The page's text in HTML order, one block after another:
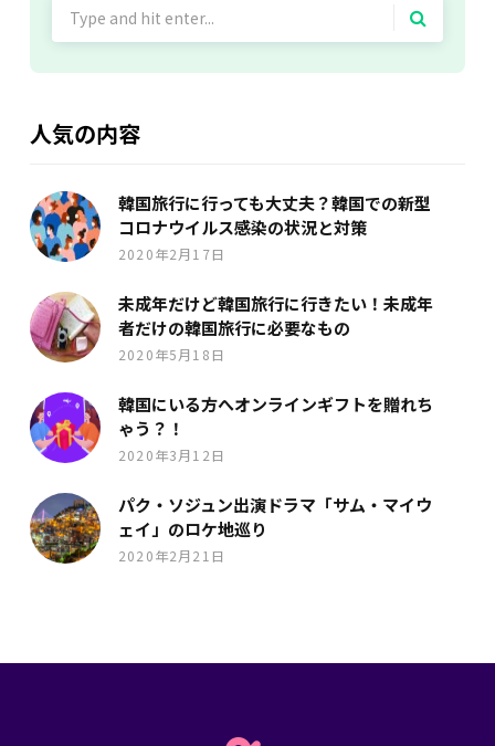
人気の内容
韓国旅行に行っても大丈夫？韓国での新型
コロナウイルス感染の状況と対策
2020年2月17日
未成年だけど韓国旅行に行きたい！未成年
者だけの韓国旅行に必要なもの
2020年5月18日
韓国にいる方へオンラインギフトを贈れち
ゃう？！
2020年3月12日
パク・ソジュン出演ドラマ「サム・マイウ
ェイ」のロケ地巡り
2020年2月21日